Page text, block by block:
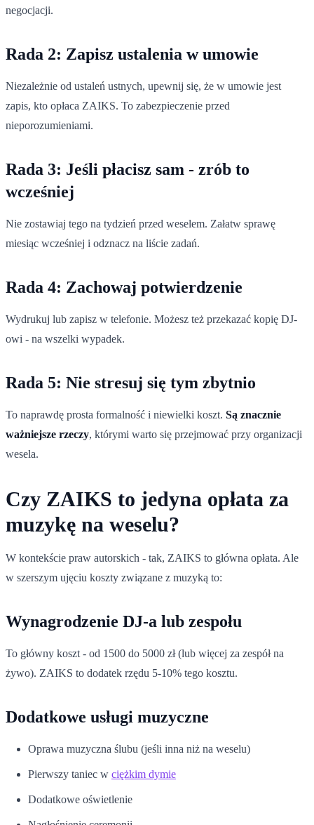
negocjacji.
Rada 2: Zapisz ustalenia w umowie
Niezależnie od ustaleń ustnych, upewnij się, że w umowie jest
zapis, kto opłaca ZAIKS. To zabezpieczenie przed
nieporozumieniami.
Rada 3: Jeśli płacisz sam - zrób to
wcześniej
Nie zostawiaj tego na tydzień przed weselem. Załatw sprawę
miesiąc wcześniej i odznacz na liście zadań.
Rada 4: Zachowaj potwierdzenie
Wydrukuj lub zapisz w telefonie. Możesz też przekazać kopię DJ-
owi - na wszelki wypadek.
Rada 5: Nie stresuj się tym zbytnio
To naprawdę prosta formalność i niewielki koszt. Są znacznie
ważniejsze rzeczy, którymi warto się przejmować przy organizacji
wesela.
Czy ZAIKS to jedyna opłata za
muzykę na weselu?
W kontekście praw autorskich - tak, ZAIKS to główna opłata. Ale
w szerszym ujęciu koszty związane z muzyką to:
Wynagrodzenie DJ-a lub zespołu
To główny koszt - od 1500 do 5000 zł (lub więcej za zespół na
żywo). ZAIKS to dodatek rzędu 5-10% tego kosztu.
Dodatkowe usługi muzyczne
Oprawa muzyczna ślubu (jeśli inna niż na weselu)
Pierwszy taniec w ciężkim dymie
Dodatkowe oświetlenie